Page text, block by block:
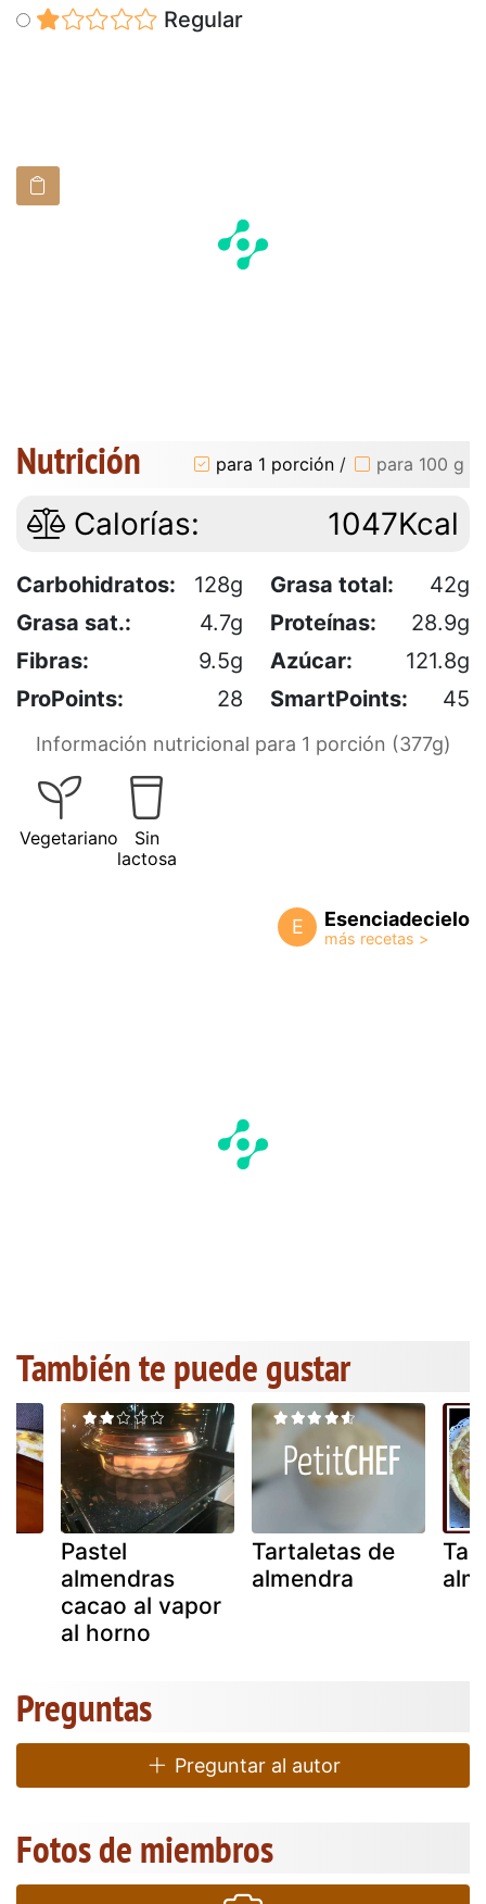
Regular
Nutrición para 1 porción / para 100 g
Calorías: 1047Kcal
Carbohidratos: 128g Grasa total:
42g
Grasa sat.:
4.7g Proteínas:
28.9g
Fibras:
9.5g Azúcar:
121.8g
ProPoints:
28 SmartPoints: 45
Información nutricional para 1 porción (377g)
Vegetariano
Sin
lactosa
E Esenciadecielo
También te puede gustar
Pastel
almendras
cacao al vapor
al horno
Tartaletas de
almendra
Preguntas
Preguntar al autor
Fotos de miembros